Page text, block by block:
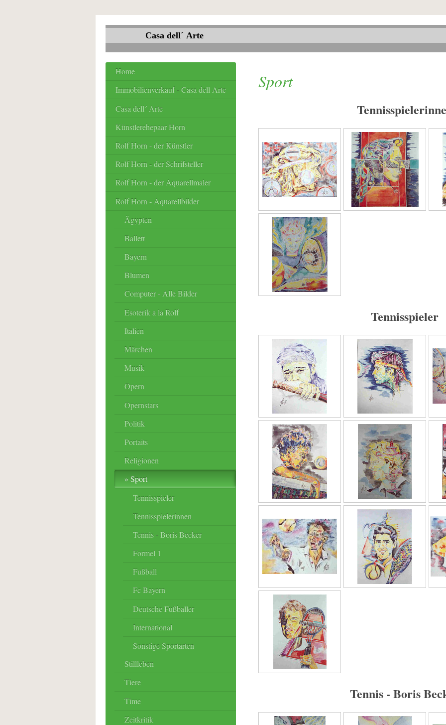
Casa dell´ Arte
Sport
Tennisspieler
Tennis - Boris
Home
Immobilienverkauf - Casa dell Arte
Casa dell´ Arte
Künstlerehepaar Horn
Rolf Horn - der Künstler
Rolf Horn - der Schrifsteller
Rolf Horn - der Aquarellmaler
Rolf Horn - Aquarellbilder
Ägypten
Ballett
Bayern
Blumen
Computer - Alle Bilder
Esoterik a la Rolf
Italien
Märchen
Musik
Opern
Opernstars
Politik
Portaits
Religionen
Sport
Tennisspieler
Tennisspielerinnen
Tennis - Boris Becker
Formel 1
Fußball
Fc Bayern
Deutsche Fußballer
International
Sonstige Sportarten
Stillleben
Tiere
Time
Zeitkritik